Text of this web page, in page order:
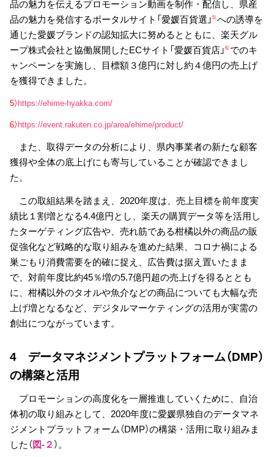
品の魅力を伝えるプロモーション動画を制作・配信し、県産
品の魅力を発信するポータルサイト「愛媛百貨選」5）への誘導を
通じた愛媛ブランドの認知拡大に努めるとともに、楽天グル
ープ株式会社と協働展開したECサイト「愛媛百貨店」6）でのキ
ャンペーンを実施し、目標額３億円に対し約４億円の売上げ
を獲得できました。
5）https://ehime-hyakka.com/
6）https://event.rakuten.co.jp/area/ehime/product/
また、取得データの分析により、県内事業者の新たな顧客
獲得や全体の底上げにも寄与していることが確認できまし
た。
この取組結果を踏まえ、2020年度は、売上目標を前年度実
績比１割増となる4.4億円とし、楽天の購買データ等を活用し
たターゲティング広告や、売れ筋である柑橘以外の商品の販
促強化など戦略的な取り組みを進めた結果、コロナ禍による
巣ごもり消費需要を的確に捉え、広告費は据え置いたまま
で、対前年度比約45％増の5.7億円超の売上げを得るととも
に、柑橘以外のタオルや魚介などの商品についても大幅な売
上げ増となるなど、デジタルマーケティングの活用が実需の
創出につながっています。
4 データマネジメントプラットフォーム（DMP）
の構築と活用
プロモーションの高度化を一層推進していくために、自治
体初の取り組みとして、2020年度に愛媛県独自のデータマネ
ジメントプラットフォーム（DMP）の構築・活用に取り組みま
した（図-２）。